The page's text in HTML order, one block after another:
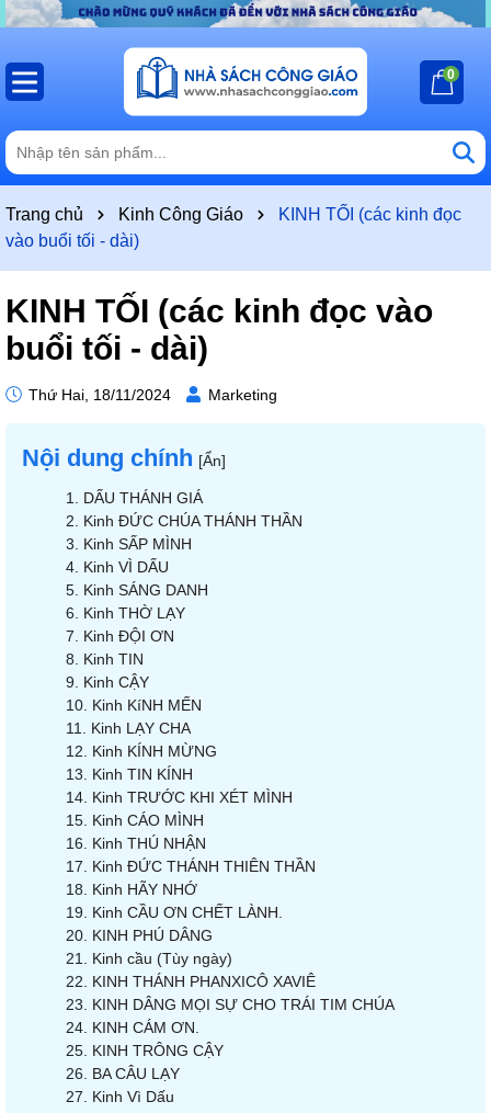
0
Trang chủ Kinh Công Giáo
KINH TỐI (các kinh đọc
vào buổi tối - dài)
KINH TỐI (các kinh đọc vào
buổi tối - dài)
Thứ Hai, 18/11/2024 Marketing
Nội dung chính [Ẩn]
DẤU THÁNH GIÁ
Kinh ĐỨC CHÚA THÁNH THẦN
Kinh SẤP MÌNH
Kinh VÌ DẤU
Kinh SÁNG DANH
Kinh THỜ LẠY
Kinh ĐỘI ƠN
Kinh TIN
Kinh CẬY
Kinh KíNH MẾN
Kinh LẠY CHA
Kinh KÍNH MỪNG
Kinh TIN KÍNH
Kinh TRƯỚC KHI XÉT MÌNH
Kinh CÁO MÌNH
Kinh THÚ NHẬN
Kinh ĐỨC THÁNH THIÊN THẦN
Kinh HÃY NHỚ
Kinh CẦU ƠN CHẾT LÀNH.
KINH PHÚ DÂNG
Kinh cầu (Tùy ngày)
KINH THÁNH PHANXICÔ XAVIÊ
KINH DÂNG MỌI SỰ CHO TRÁI TIM CHÚA
KINH CÁM ƠN.
KINH TRÔNG CẬY
BA CÂU LẠY
Kinh Vì Dấu